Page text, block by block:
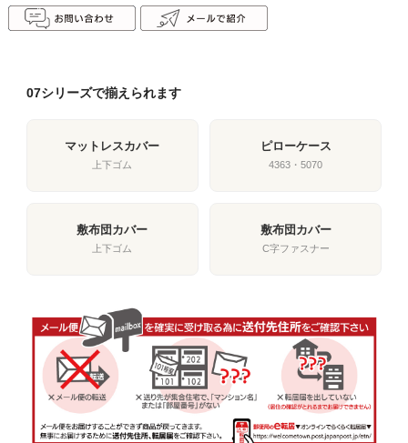
07シリーズで揃えられます
マットレスカバー
上下ゴム
ピローケース
4363・5070
敷布団カバー
上下ゴム
敷布団カバー
C字ファスナー